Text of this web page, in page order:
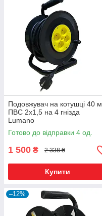
Подовжувач на котушці 40 м
ПВС 2х1,5 на 4 гнізда
Lumano
Готово до відправки 4 од.
1 500 ₴ 2 338 ₴
Купити
–12%